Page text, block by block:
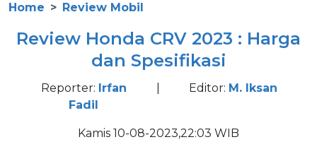
Home Review Mobil
Review Honda CRV 2023 : Harga
dan Spesifikasi
Reporter: Irfan
Fadil
Editor: M. Iksan
Kamis 10-08-2023,22:03 WIB